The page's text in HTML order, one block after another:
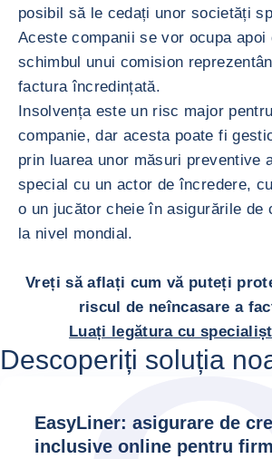
posibil să le cedați unor societăți
Aceste companii se vor ocupa
schimbul unui comision
factura încredințată.
Insolvența este un risc major
companie, dar acesta poate fi
prin luarea unor măsuri preventive
special cu un actor de încredere,
o un jucător cheie în asigurările de
la nivel mondial.
Vreți să aflați cum vă puteți
riscul de neîncasare a
Luați legătura cu
Descoperiți soluția
EasyLiner: asigurare de
inclusive online pentru